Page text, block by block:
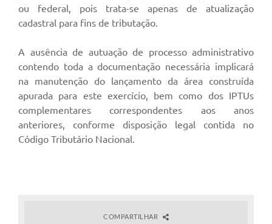
ou federal, pois trata-se apenas de atualização
cadastral para fins de tributação.
A ausência de autuação de processo administrativo
contendo toda a documentação necessária implicará
na manutenção do lançamento da área construída
apurada para este exercício, bem como dos IPTUs
complementares correspondentes aos anos
anteriores, conforme disposição legal contida no
Código Tributário Nacional.
COMPARTILHAR